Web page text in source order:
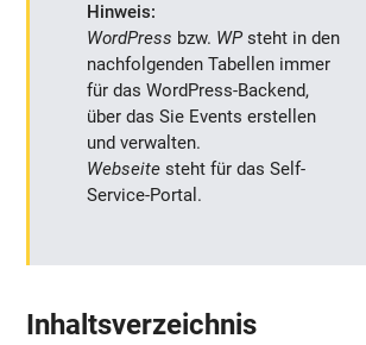
Hinweis:
WordPress bzw. WPsteht in den
nachfolgenden Tabellen immer
für das WordPress-Backend,
über das Sie Events erstellen
und verwalten.
Webseite steht für das Self-
Service-Portal.
Inhaltsverzeichnis